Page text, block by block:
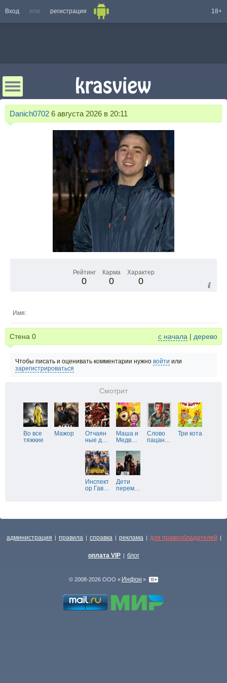
Вход или регистрация 18+
Danich0702 6 августа 2026 в 20:11
Рейтинг
0
Карма
0
Характер
0
Имя:
Стена 0 с начала | дерево
Чтобы писать и оценивать комментарии нужно войти или
зарегистрироваться
Смотрит
Во все
тяжкие
Мажор
Отчаян
ные д…
Маша и
Медв…
Слово
пацан…
Три кота
Инспект
ор Гав…
Дети
перем…
администрация | правила | справка | реклама | для правообладателей |
оплата VIP | блог
© 2008-2026 ООО « Инфон »